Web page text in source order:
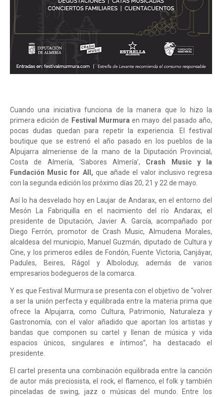
Cuando una iniciativa funciona de la manera que lo hizo la
primera edición de Festival Murmura en mayo del pasado año,
pocas dudas quedan para repetir la experiencia. El festival
boutique que se estrenó el año pasado en los pueblos de la
Alpujarra almeriense de la mano de la Diputación Provincial,
Costa de Almería, ‘Sabores Almería’, Crash Music y la
Fundación Music for All, que añade el valor inclusivo regresa
con la segunda edición los próximo días 20, 21 y 22 de mayo.
Así lo ha desvelado hoy en Laujar de Andarax, en el entorno del
Mesón La Fabriquilla en el nacimiento del río Andarax, el
presidente de Diputación, Javier A. García, acompañado por
Diego Ferrón, promotor de Crash Music, Almudena Morales,
alcaldesa del municipio, Manuel Guzmán, diputado de Cultura y
Cine, y los primeros ediles de Fondón, Fuente Victoria, Canjáyar,
Padules, Beires, Rágol y Alboloduy, además de varios
empresarios bodegueros de la comarca.
Y es que Festival Murmura se presenta con el objetivo de “volver
a ser la unión perfecta y equilibrada entre la materia prima que
ofrece la Alpujarra, como Cultura, Patrimonio, Naturaleza y
Gastronomía, con el valor añadido que aportan los artistas y
bandas que componen su cartel y llenan de música y vida
espacios únicos, singulares e íntimos”, ha destacado el
presidente.
El cartel presenta una combinación equilibrada entre la canción
de autor más preciosista, el rock, el flamenco, el folk y también
pinceladas de swing, jazz o músicas del mundo. Entre los